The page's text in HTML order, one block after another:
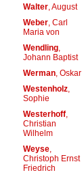
Walter, August
Weber, Carl
Maria von
Wendling,
Johann Baptist
Werman, Oskar
Westenholz,
Sophie
Westerhoff,
Christian
Wilhelm
Weyse,
Christoph Ernst
Friedrich